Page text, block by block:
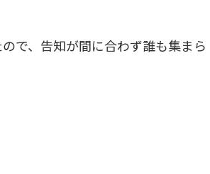
で、告知が間に合わず誰も集まら